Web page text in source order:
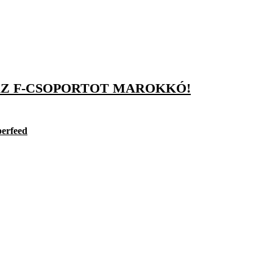
F-CSOPORTOT MAROKKÓ!